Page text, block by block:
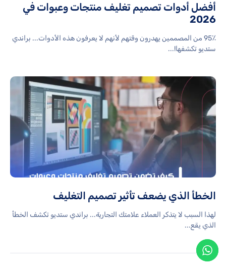
أفضل أدوات تصميم تغليف منتجات وعبوات في
2026
95٪ من المصممين يهدرون وقتهم لأنهم لا يعرفون هذه الأدوات... براندي
ستديو تكشفها!...
الخطأ الذي يضعف تأثير تصميم التغليف
لهذا السبب لا يتذكر العملاء علامتك التجارية... براندي ستديو تكشف الخطأ
الذي يقع...